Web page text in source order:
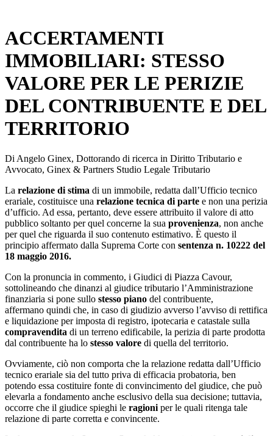
ACCERTAMENTI
IMMOBILIARI: STESSO
VALORE PER LE PERIZIE
DEL CONTRIBUENTE E DEL
TERRITORIO
Di Angelo Ginex, Dottorando di ricerca in Diritto Tributario e
Avvocato, Ginex & Partners Studio Legale Tributario
La relazione di stima di un immobile, redatta dall’Ufficio tecnico
erariale, costituisce una relazione tecnica di parte e non una perizia
d’ufficio. Ad essa, pertanto, deve essere attribuito il valore di atto
pubblico soltanto per quel concerne la sua provenienza, non anche
per quel che riguarda il suo contenuto estimativo. È questo il
principio affermato dalla Suprema Corte con sentenza n. 10222 del
18 maggio 2016.
Con la pronuncia in commento, i Giudici di Piazza Cavour,
sottolineando che dinanzi al giudice tributario l’Amministrazione
finanziaria si pone sullo stesso piano del contribuente,
affermano quindi che, in caso di giudizio avverso l’avviso di rettifica
e liquidazione per imposta di registro, ipotecaria e catastale sulla
compravendita di un terreno edificabile, la perizia di parte prodotta
dal contribuente ha lo stesso valore di quella del territorio.
Ovviamente, ciò non comporta che la relazione redatta dall’Ufficio
tecnico erariale sia del tutto priva di efficacia probatoria, ben
potendo essa costituire fonte di convincimento del giudice, che può
elevarla a fondamento anche esclusivo della sua decisione; tuttavia,
occorre che il giudice spieghi le ragioni per le quali ritenga tale
relazione di parte corretta e convincente.